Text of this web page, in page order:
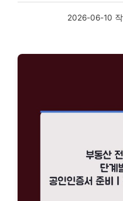
2026-06-10